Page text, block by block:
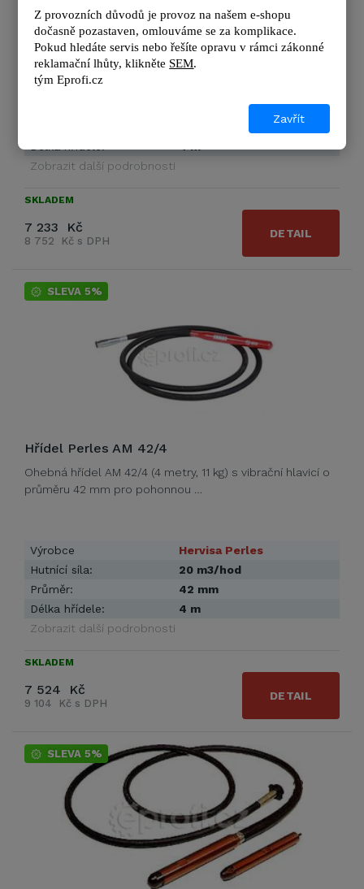
Ohebná hřídel AM 35/4 (4 metry, 10 kg) s vibrační hlavicí o
průměru 35 mm pro pohonnou …
Výrobce
Zobrazit další podrobnosti
SKLADEM
7 233 Kč
8 752 Kč s DPH
DETAIL
SLEVA 5%
Hřídel Perles AM 42/4
Ohebná hřídel AM 42/4 (4 metry, 11 kg) s vibrační hlavicí o
průměru 42 mm pro pohonnou …
Výrobce
Hervisa Perles
Hutnící síla:
20 m3/hod
Průměr:
42 mm
Délka hřídele:
4 m
Zobrazit další podrobnosti
SKLADEM
7 524 Kč
9 104 Kč s DPH
DETAIL
SLEVA 5%
Z provozních důvodů je provoz na našem e-shopu
dočasně pozastaven, omlouváme se za komplikace.
Pokud hledáte servis nebo řešíte opravu v rámci zákonné
reklamační lhůty, klikněte SEM.
tým Eprofi.cz
Zavřít